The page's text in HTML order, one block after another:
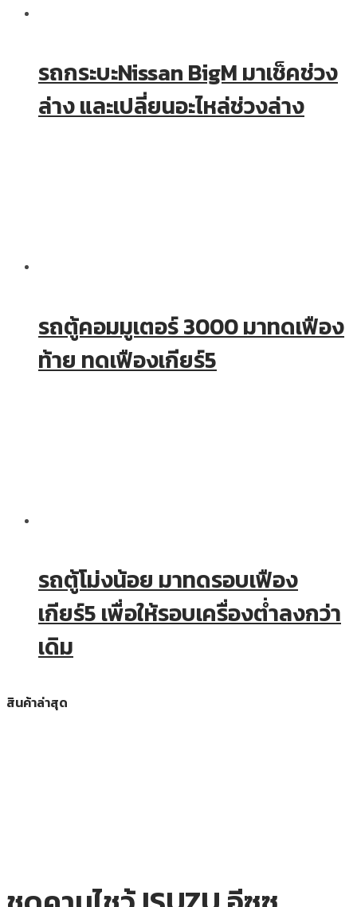
รถกระบะNissan BigM มาเช็คช่วง
ล่าง และเปลี่ยนอะไหล่ช่วงล่าง
รถตู้คอมมูเตอร์ 3000 มาทดเฟือง
ท้าย ทดเฟืองเกียร์5
รถตู้โม่งน้อย มาทดรอบเฟือง
เกียร์5 เพื่อให้รอบเครื่องต่ำลงกว่า
เดิม
สินค้าล่าสุด